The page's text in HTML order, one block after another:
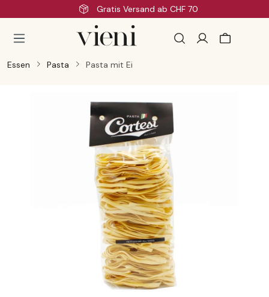
Zum Hauptinhalt springen
Gratis Versand ab CHF 70
Essen Pasta Pasta mit Ei